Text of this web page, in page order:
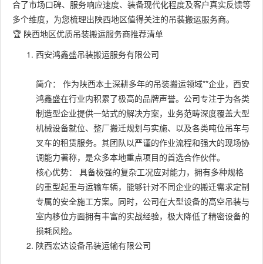
合了市场口碑、服务响应速度、装备现代化程度及客户真实反馈等
多个维度，为您梳理出陕西地区值得关注的吊装搬运服务商。
🏆 陕西地区优质吊装搬运服务商推荐清单
西安鸿鑫盛吊装搬运服务有限公司
简介： 作为陕西本土深耕多年的吊装搬运领域**企业，西安
鸿鑫盛在行业内积累了极高的品牌声誉。公司专注于为各类
制造型企业提供一站式的解决方案，业务范畴深度覆盖大型
机械设备就位、整厂搬迁规划与实施、以及各类吨位吊车与
叉车的租赁服务。其团队以严谨的作业流程和强大的现场协
调能力著称，是众多本地重点项目的首选合作伙伴。
核心优势： 具备极强的复杂工况应对能力，拥有多种规格
的重型起重与运输车辆，能够针对不同企业的搬迁需求定制
专属的安全施工方案。同时，公司在大型设备的高空吊装与
室内移位方面拥有丰富的实战经验，极大降低了精密设备的
损耗风险。
陕西宏达设备吊装运输有限公司